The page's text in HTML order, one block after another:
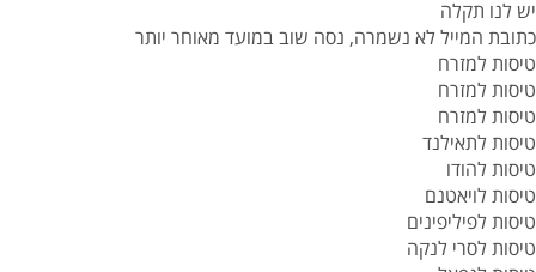
יש לנו תקלה
כתובת המייל לא נשמרה, נסה שוב במועד מאוחר יותר
טיסות למזרח
טיסות למזרח
טיסות למזרח
טיסות לתאילנד
טיסות להודו
טיסות לויאטנם
טיסות לפיליפינים
טיסות לסרי לנקה